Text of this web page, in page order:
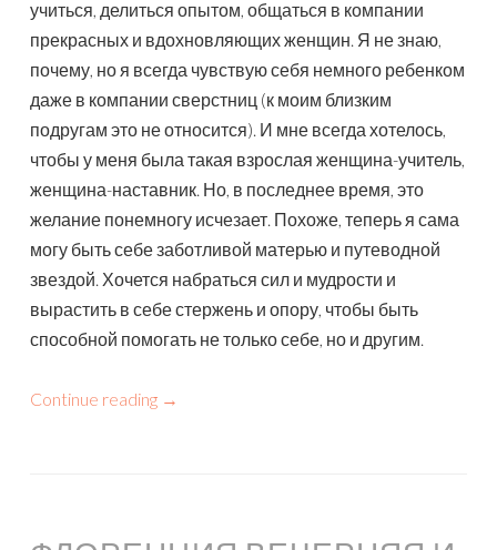
учиться, делиться опытом, общаться в компании
прекрасных и вдохновляющих женщин. Я не знаю,
почему, но я всегда чувствую себя немного ребенком
даже в компании сверстниц (к моим близким
подругам это не относится). И мне всегда хотелось,
чтобы у меня была такая взрослая женщина-учитель,
женщина-наставник. Но, в последнее время, это
желание понемногу исчезает. Похоже, теперь я сама
могу быть себе заботливой матерью и путеводной
звездой. Хочется набраться сил и мудрости и
вырастить в себе стержень и опору, чтобы быть
способной помогать не только себе, но и другим.
Continue reading →